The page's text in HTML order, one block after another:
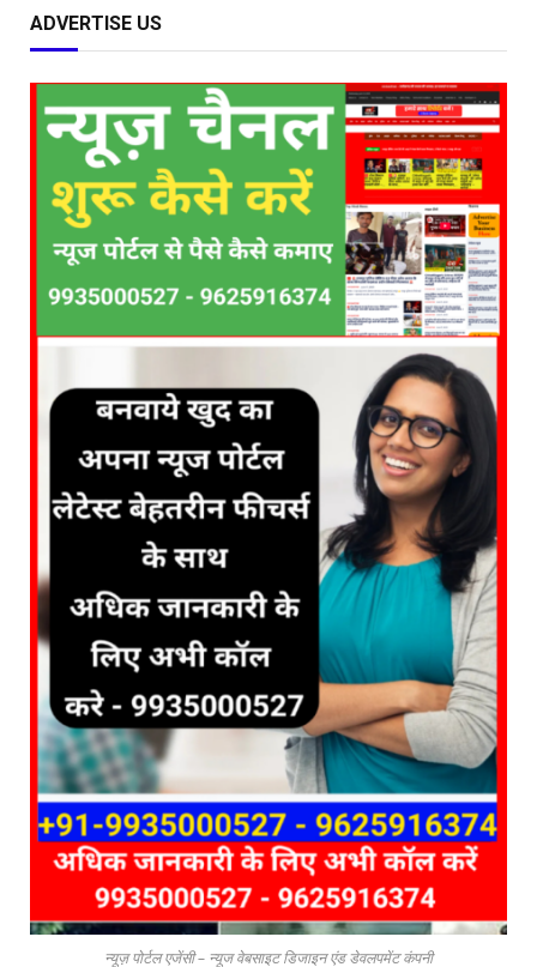
ADVERTISE US
न्यूज़ पोर्टल एजेंसी – न्यूज वेबसाइट डिजाइन एंड डेवलपमेंट कंपनी